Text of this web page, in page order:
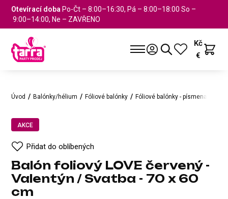
Otevírací doba Po-Čt – 8:00–16:30, Pá – 8:00–18:00 So –
9:00–14:00, Ne – ZAVŘENO
Kč
€
Úvod Balónky/hélium Fóliové balónky Fóliové balónky - písmena
AKCE
Přidat do oblíbených
Balón foliový LOVE červený -
Valentýn / Svatba - 70 x 60
cm